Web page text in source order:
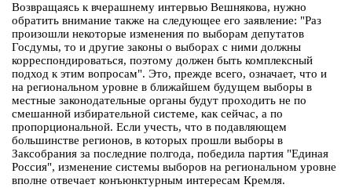
Возвращаясь к вчерашнему интервью Вешнякова, нужно
обратить внимание также на следующее его заявление: "Раз
произошли некоторые изменения по выборам депутатов
Госдумы, то и другие законы о выборах с ними должны
корреспондироваться, поэтому должен быть комплексный
подход к этим вопросам". Это, прежде всего, означает, что и
на региональном уровне в ближайшем будущем выборы в
местные законодательные органы будут проходить не по
смешанной избирательной системе, как сейчас, а по
пропорциональной. Если учесть, что в подавляющем
большинстве регионов, в которых прошли выборы в
Заксобрания за последние полгода, победила партия "Единая
Россия", изменение системы выборов на региональном уровне
вполне отвечает конъюнктурным интересам Кремля.